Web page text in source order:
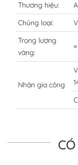
Thương hiệu:
Chủng loại:
Trọng lượng
vàng:
Nhận gia công